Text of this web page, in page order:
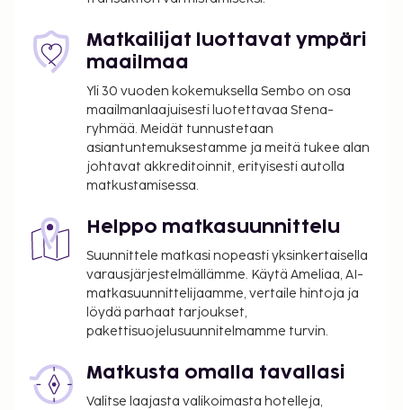
Matkailijat luottavat ympäri
maailmaa
Yli 30 vuoden kokemuksella Sembo on osa
maailmanlaajuisesti luotettavaa Stena-
ryhmää. Meidät tunnustetaan
asiantuntemuksestamme ja meitä tukee alan
johtavat akkreditoinnit, erityisesti autolla
matkustamisessa.
Helppo matkasuunnittelu
Suunnittele matkasi nopeasti yksinkertaisella
varausjärjestelmällämme. Käytä Ameliaa, AI-
matkasuunnittelijaamme, vertaile hintoja ja
löydä parhaat tarjoukset,
pakettisuojelusuunnitelmamme turvin.
Matkusta omalla tavallasi
Valitse laajasta valikoimasta hotelleja,